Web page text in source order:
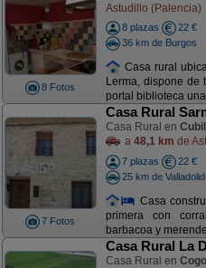
8 Fotos
Astudillo (Palencia)
8 plazas
22 €
36 km de Burgos
Casa rural
Lerma, dispone de
portal biblioteca
7 Fotos
Casa Rural
Casa Rural en
a 48,1 km de
7 plazas
22 €
25 km de Valladolid
Casa
primera con
barbacoa y
Casa Rural La
Casa Rural en